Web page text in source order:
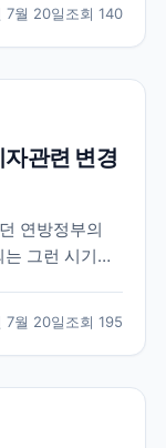
7월 20일조회 140
관련 변경
연방정부의
그런 시기이
발표한 학생
7월 20일조회 195